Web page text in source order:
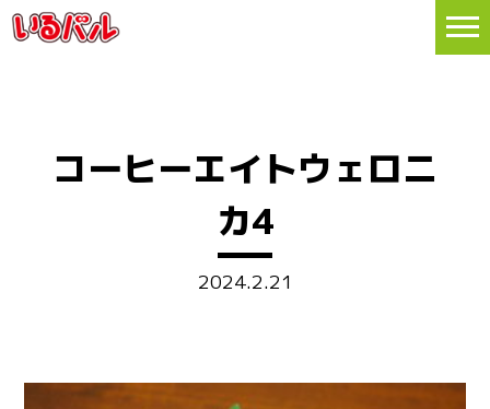
コーヒーエイトウェロニ
カ4
2024.2.21